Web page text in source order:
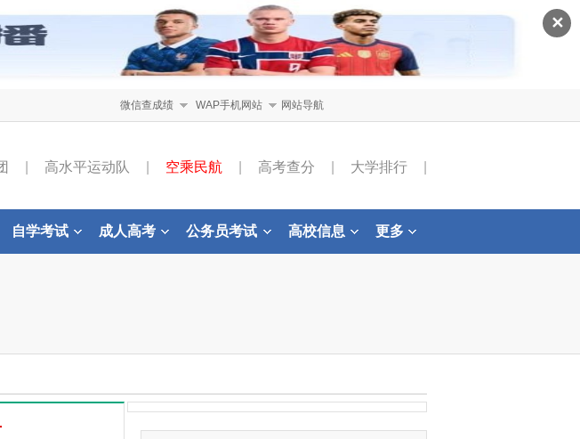
✕
微信查成绩 WAP手机网站 网站导航
高水平运动队 空乘民航 高考查分 大学排行
自学考试 成人高考 公务员考试 高校信息 更多